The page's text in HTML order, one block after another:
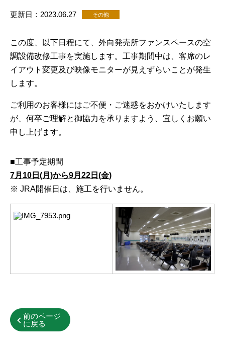
更新日：2023.06.27 その他
この度、以下日程にて、外向発売所ファンスペースの空
調設備改修工事を実施します。工事期間中は、客席のレ
イアウト変更及び映像モニターが見えずらいことが発生
します。
ご利用のお客様にはご不便・ご迷惑をおかけいたします
が、何卒ご理解と御協力を承りますよう、宜しくお願い
申し上げます。
■工事予定期間
7月10日(月)から9月22日(金)
※ JRA開催日は、施工を行いません。
前のページ
に戻る